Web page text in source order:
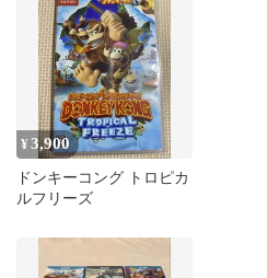
¥3,900
ドンキーコング トロピカ
ルフリーズ